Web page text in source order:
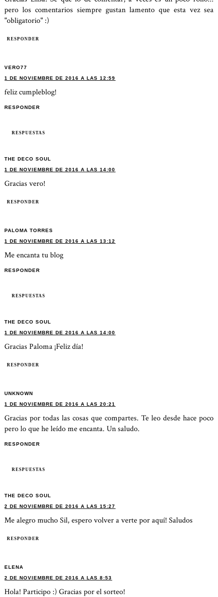
pero los comentarios siempre gustan lamento que esta vez sea
"obligatorio" :)
RESPONDER
VERO77
1 DE NOVIEMBRE DE 2016 A LAS 12:59
feliz cumpleblog!
RESPONDER
RESPUESTAS
THE DECO SOUL
1 DE NOVIEMBRE DE 2016 A LAS 14:00
Gracias vero!
RESPONDER
PALOMA TORRES
1 DE NOVIEMBRE DE 2016 A LAS 13:12
Me encanta tu blog
RESPONDER
RESPUESTAS
THE DECO SOUL
1 DE NOVIEMBRE DE 2016 A LAS 14:00
Gracias Paloma ¡Feliz día!
RESPONDER
UNKNOWN
1 DE NOVIEMBRE DE 2016 A LAS 20:21
Gracias por todas las cosas que compartes. Te leo desde hace poco
pero lo que he leído me encanta. Un saludo.
RESPONDER
RESPUESTAS
THE DECO SOUL
2 DE NOVIEMBRE DE 2016 A LAS 15:27
Me alegro mucho Sil, espero volver a verte por aquí! Saludos
RESPONDER
ELENA
2 DE NOVIEMBRE DE 2016 A LAS 8:53
Hola! Participo :) Gracias por el sorteo!